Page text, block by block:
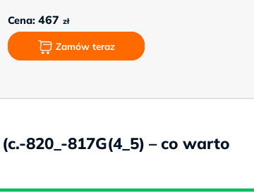
Cena:467zł
Zamów teraz
820_-817G(4_5) – co warto